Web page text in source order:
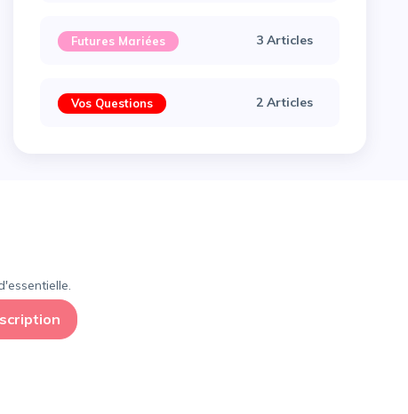
Futures Mariées 3 Articles
Vos Questions 2 Articles